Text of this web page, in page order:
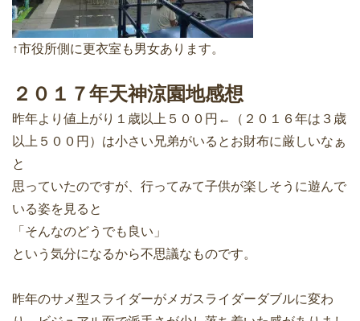
↑市役所側に更衣室も男女あります。
２０１７年天神涼園地感想
昨年より値上がり１歳以上５００円←（２０１６年は３歳
以上５００円）は小さい兄弟がいるとお財布に厳しいなぁ
と
思っていたのですが、行ってみて子供が楽しそうに遊んで
いる姿を見ると
「そんなのどうでも良い」
という気分になるから不思議なものです。
昨年のサメ型スライダーがメガスライダーダブルに変わ